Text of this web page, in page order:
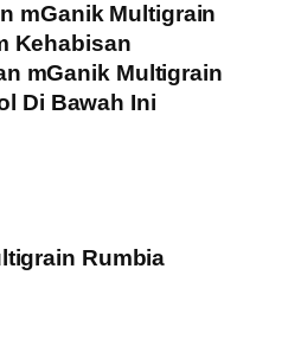
mGanik Multigrain
Kehabisan
mGanik Multigrain
Di Bawah Ini
Rumbia